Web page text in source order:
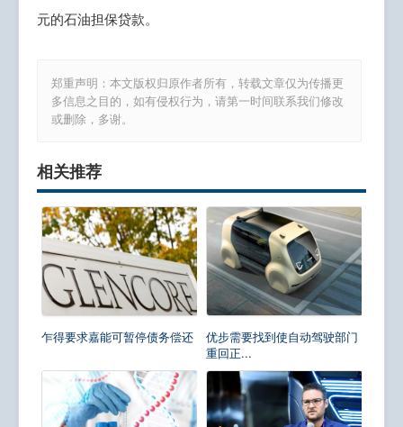
元的石油担保贷款。
郑重声明：本文版权归原作者所有，转载文章仅为传播更
多信息之目的，如有侵权行为，请第一时间联系我们修改
或删除，多谢。
相关推荐
乍得要求嘉能可暂停债务偿还
优步需要找到使自动驾驶部门
重回正...